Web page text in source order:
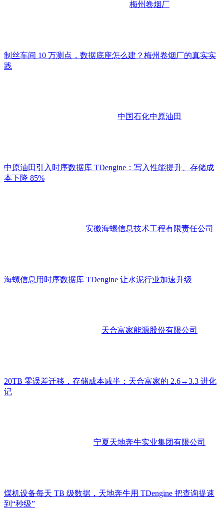
梅州卷烟厂
制丝车间 10 万测点，数据底座怎么建？梅州卷烟厂的真实实
践
中国石化中原油田
中原油田引入时序数据库 TDengine：写入性能提升、存储成
本下降 85%
安徽海螺信息技术工程有限责任公司
海螺信息用时序数据库 TDengine 让水泥行业加速升级
天合富家能源股份有限公司
20TB 零误差迁移，存储成本减半：天合富家的 2.6→3.3 进化
记
宁夏天地奔牛实业集团有限公司
煤机设备每天 TB 级数据，天地奔牛用 TDengine 把查询提速
到“秒级”